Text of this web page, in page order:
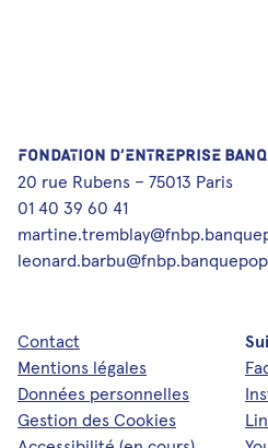
FONDATION D’ENTREPRISE
20 rue Rubens – 75013 Paris
01 40 39 60 41
Contact
Mentions légales
Données personnelles
Gestion des Cookies